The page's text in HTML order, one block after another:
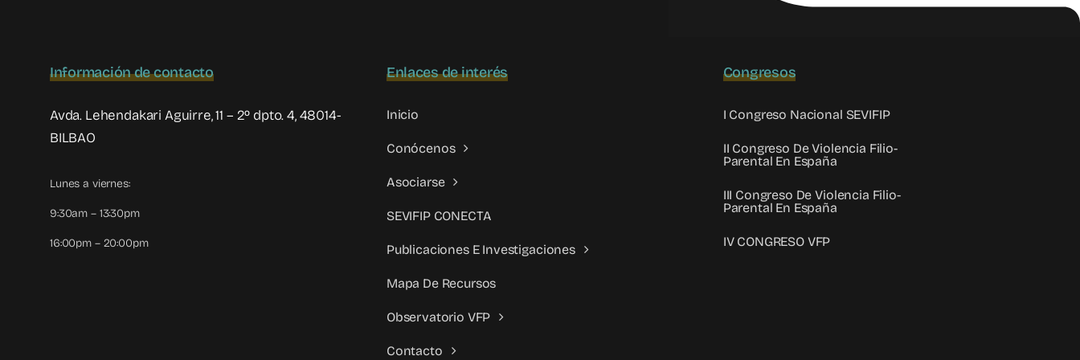
Información de contacto
Avda. Lehendakari Aguirre, 11 – 2º dpto. 4, 48014-
BILBAO
Lunes a viernes:
9:30am – 13:30pm
16:00pm – 20:00pm
Enlaces de interés
Inicio
Conócenos
Asociarse
SEVIFIP CONECTA
Publicaciones E Investigaciones
Mapa De Recursos
Observatorio VFP
Contacto
Congresos
I Congreso Nacional SEVIFIP
II Congreso De Violencia Filio-
Parental En España
III Congreso De Violencia Filio-
Parental En España
IV CONGRESO VFP